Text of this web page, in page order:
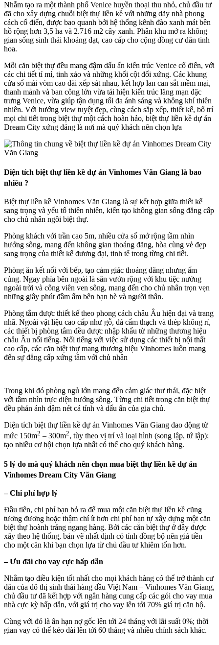
Nhằm tạo ra một thành phố Venice huyền thoại thu nhỏ, chủ đầu tư
đã cho xây dựng chuỗi biệt thự liền kề với những dãy nhà phong
cách cổ điển, được bao quanh bởi hệ thống kênh đào xanh mát bên
hồ rộng hơn 3,5 ha và 2.716 m2 cây xanh. Phân khu mở ra không
gian sống sinh thái khoáng đạt, cao cấp cho cộng đồng cư dân tinh
hoa.
Mỗi căn biệt thự đều mang đậm dấu ấn kiến trúc Venice cổ điển, với
các chi tiết tỉ mỉ, tinh xảo và những khối cột đối xứng. Các khung
cửa sổ mái vòm cao dài xếp sát nhau, kết hợp lan can sắt mềm mại,
thanh mảnh và ban công lớn vừa tái hiện kiến trúc lãng mạn đặc
trưng Venice, vừa giúp tận dụng tối đa ánh sáng và không khí thiên
nhiên. Với hướng view tuyệt đẹp, cùng cách sắp xếp, thiết kế, bố trí
mọi chi tiết trong biệt thự một cách hoàn hảo, biệt thự liền kề dự án
Dream City xứng đáng là nơi mà quý khách nên chọn lựa
Diện tích biệt thự liền kề dự án Vinhomes Văn Giang là bao
nhiêu ?
Biệt thự liền kề Vinhomes Văn Giang là sự kết hợp giữa thiết kế
sang trọng và yếu tố thiên nhiên, kiến tạo không gian sống đẳng cấp
cho chủ nhân ngôi biệt thự.
Phòng khách với trần cao 5m, nhiều cửa sổ mở rộng tầm nhìn
hướng sông, mang đến không gian thoáng đãng, hòa cùng vẻ đẹp
sang trọng của thiết kế đương đại, tinh tế trong từng chi tiết.
Phòng ăn kết nối với bếp, tạo cảm giác thoáng đãng nhưng ấm
cúng. Ngay phía bên ngoài là sân vườn rộng với khu tiệc nướng
ngoài trời và công viên ven sông, mang đến cho chủ nhân trọn vẹn
những giây phút đầm ấm bên bạn bè và người thân.
Phòng tắm được thiết kế theo phong cách châu Âu hiện đại và trang
nhã. Ngoài vật liệu cao cấp như gỗ, đá cẩm thạch và thép không rỉ,
các thiết bị phòng tắm đều được nhập khẩu từ những thương hiệu
châu Âu nổi tiếng. Nổi tiếng với việc sử dụng các thiết bị nội thất
cao cấp, các căn biệt thự mang thương hiệu Vinhomes luôn mang
đến sự đẳng cấp xứng tầm với chủ nhân
Trong khi đó phòng ngủ lớn mang đến cảm giác thư thái, đặc biệt
với tầm nhìn trực diện hướng sông. Từng chi tiết trong căn biệt thự
đều phản ánh đậm nét cá tính và dấu ấn của gia chủ.
Diện tích biệt thự liền kề dự án Vinhomes Văn Giang dao động từ
mức 150m2 – 300m2, tùy theo vị trí và loại hình (song lập, tứ lập);
tạo nhiều cơ hội chọn lựa nhất có thể cho quý khách hàng.
5 lý do mà quý khách nên chọn mua biệt thự liền kề dự án
Vinhomes Dream City Văn Giang
– Chi phí hợp lý
Đầu tiên, chi phí bạn bỏ ra để mua một căn biệt thự liền kề cũng
tương đương hoặc thậm chí ít hơn chi phí bạn tự xây dựng một căn
biệt thự hoành tráng ngang hàng. Bởi các căn biệt thự ở đây được
xây theo hệ thống, bản vẽ nhất định có tính đồng bộ nên giá tiền
cho một căn khi bạn chọn lựa từ chủ đầu tư khiêm tốn hơn.
– Ưu đãi cho vay cực hấp dẫn
Nhằm tạo điều kiện tốt nhất cho mọi khách hàng có thể trở thành cư
dân của đô thị sinh thái hàng đầu Việt Nam – Vinhomes Văn Giang,
chủ đầu tư đã kết hợp với ngân hàng cung cấp các gói cho vay mua
nhà cực kỳ hấp dẫn, với giá trị cho vay lên tới 70% giá trị căn hộ.
Cùng với đó là ân hạn nợ gốc lên tới 24 tháng với lãi suất 0%; thời
gian vay có thể kéo dài lên tới 60 tháng và nhiều chính sách khác.